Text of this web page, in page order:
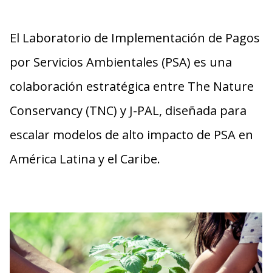
El Laboratorio de Implementación de Pagos
por Servicios Ambientales (PSA) es una
colaboración estratégica entre The Nature
Conservancy (TNC) y J-PAL, diseñada para
escalar modelos de alto impacto de PSA en
América Latina y el Caribe.